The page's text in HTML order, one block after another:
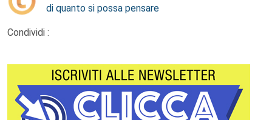
di quanto si possa pensare
Condividi :